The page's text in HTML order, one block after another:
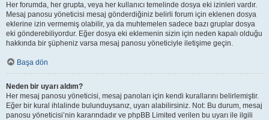
Her forumda, her grupta, veya her kullanıcı temelinde dosya eki izinleri vardır.
Mesaj panosu yöneticisi mesaj gönderdiğiniz belirli forum için eklenen dosya
eklerine izin vermemiş olabilir, ya da muhtemelen sadece bazı gruplar dosya
eki gönderebiliyordur. Eğer dosya eki eklemenin sizin için neden kapalı olduğu
hakkında bir şüpheniz varsa mesaj panosu yöneticiyle iletişime geçin.
Başa dön
Neden bir uyarı aldım?
Her mesaj panosu yöneticisi, mesaj panoları için kendi kurallarını belirlemiştir.
Eğer bir kural ihlalinde bulunduysanız, uyarı alabilirsiniz. Not: Bu durum, mesaj
panosu yöneticisi’nin kararındadır ve phpBB Limited verilen bu uyarı ile ilgili